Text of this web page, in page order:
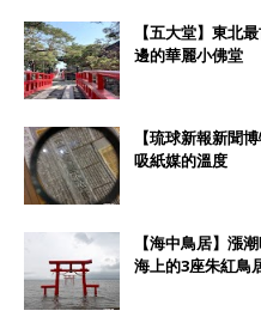
【五大堂】東北
邊的華麗小佛堂
【琉球新報新聞
吸紙媒的溫度
【海中鳥居】漲
海上的3座朱紅鳥